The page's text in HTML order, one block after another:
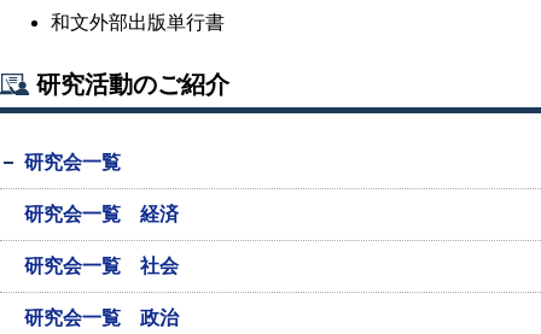
和文外部出版単行書
研究活動のご紹介
研究会一覧
研究会一覧 経済
研究会一覧 社会
研究会一覧 政治